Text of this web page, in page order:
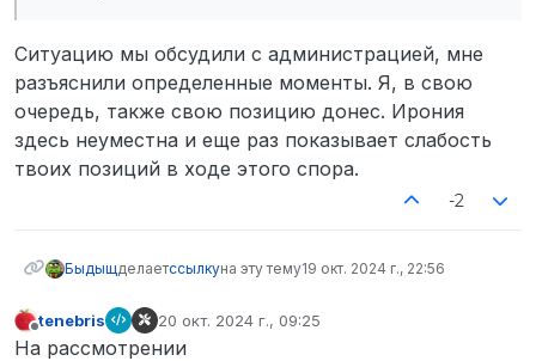
Ситуацию мы обсудили с администрацией, мне
разъяснили определенные моменты. Я, в свою
очередь, также свою позицию донес. Ирония
здесь неуместна и еще раз показывает слабость
твоих позиций в ходе этого спора.
-2
Быдыщделаетссылкуна эту тему19 окт. 2024 г., 22:56
tenebris 20 окт. 2024 г., 09:25
отредактировано
На рассмотрении